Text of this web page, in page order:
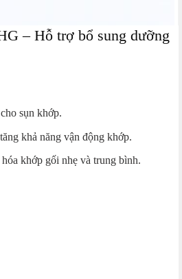
– Hỗ trợ bổ sung dưỡng
sụn khớp.
khả năng vận động khớp.
khớp gối nhẹ và trung bình.